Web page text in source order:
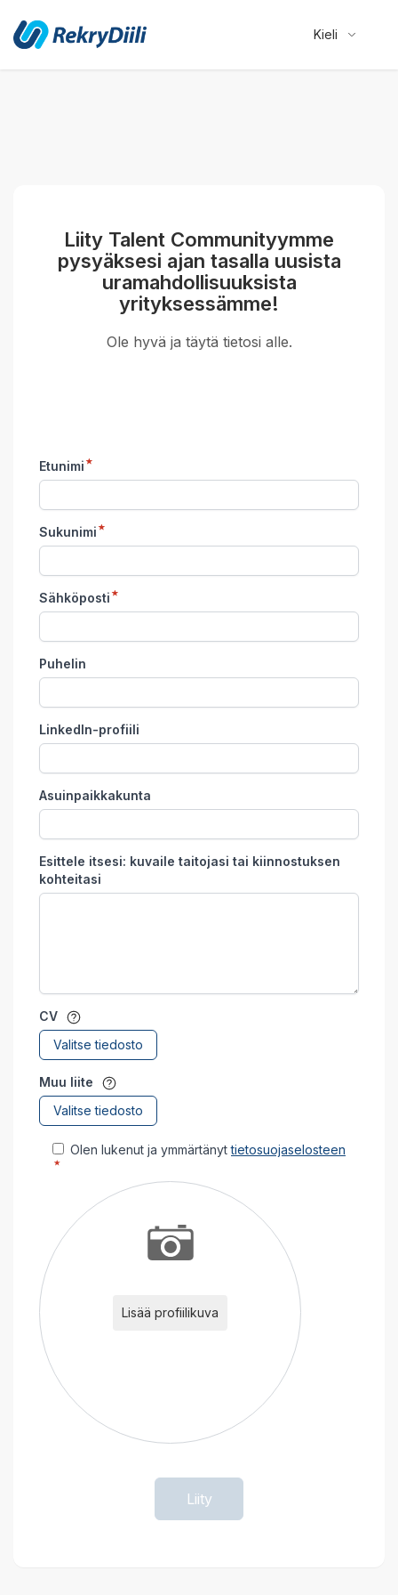
Kieli
Liity Talent Communityymme
pysyäksesi ajan tasalla uusista
uramahdollisuuksista
yrityksessämme!
Ole hyvä ja täytä tietosi alle.
Etunimi
Sukunimi
Sähköposti
Puhelin
LinkedIn-profiili
Asuinpaikkakunta
Esittele itsesi: kuvaile taitojasi tai kiinnostuksen
kohteitasi
CV
Valitse tiedosto
Muu liite
Valitse tiedosto
Olen lukenut ja ymmärtänyttietosuojaselosteen
Lisää profiilikuva